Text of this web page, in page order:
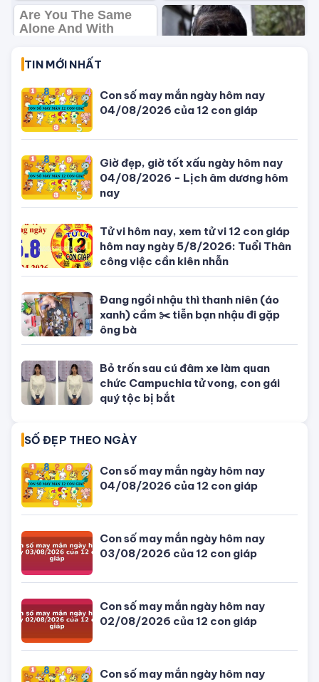
TIN MỚI NHẤT
Con số may mắn ngày hôm nay
04/08/2026 của 12 con giáp
04/08/2026 - Lịch âm dương hôm
hôm nay ngày 5/8/2026: Tuổi Thân
công việc cần kiên nhẫn
xanh) cầm ✂️ tiễn bạn nhậu đi gặp
ông bà